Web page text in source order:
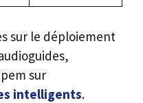
sur le déploiement
sur
intelligents.